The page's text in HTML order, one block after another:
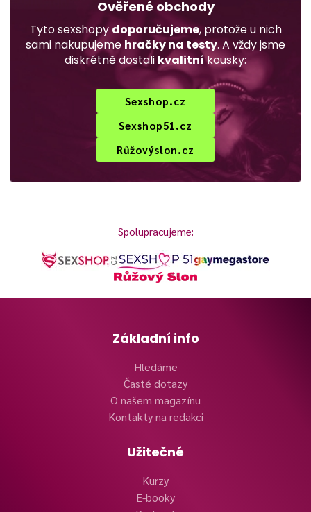
Ověřené obchody
Tyto sexshopy doporučujeme, protože u nich
sami nakupujeme hračky na testy. A vždy jsme
diskrétně dostali kvalitníkousky:
Sexshop.cz
Sexshop51.cz
Růžovýslon.cz
Spolupracujeme:
Základní info
Hledáme
Časté dotazy
O našem magazínu
Kontakty na redakci
Užitečné
Kurzy
E-booky